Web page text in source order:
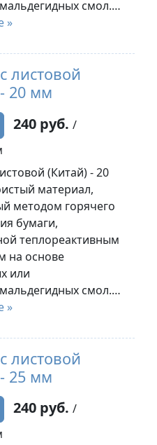
смол.…
»
листовой
20 мм
240 руб. /
(Китай) - 20
материал,
методом горячего
бумаги,
теплореактивным
на основе
или
смол.…
»
листовой
25 мм
240 руб. /